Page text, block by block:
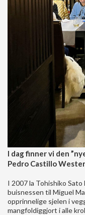
I dag finner vi den
Pedro Castillo
I 2007 la Tohishiko
buisnessen til Miguel
opprinnelige sjelen i
mangfoldiggjort i alle